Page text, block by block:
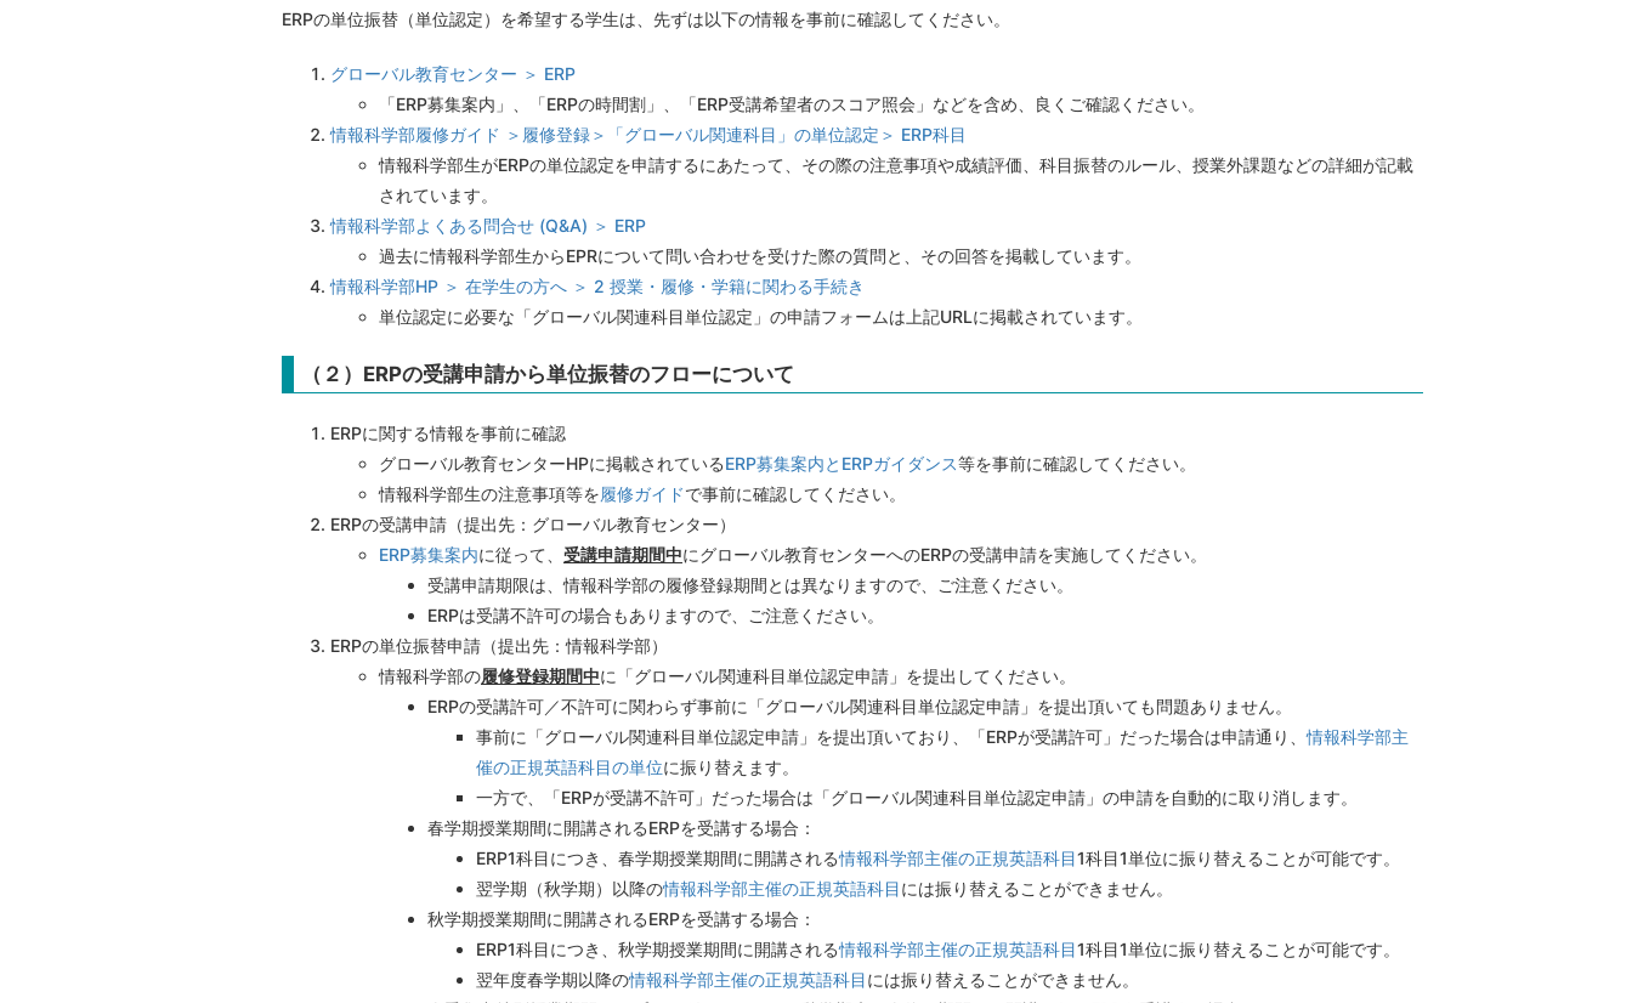
ERPの単位振替（単位認定）を希望する学生は、先ずは以下の情報を事前に確認してください。
グローバル教育センター ＞ ERP
「ERP募集案内」、「ERPの時間割」、「ERP受講希望者のスコア照会」などを含め、良くご確認ください。
情報科学部履修ガイド ＞履修登録＞「グローバル関連科目」の単位認定＞ ERP科目
情報科学部生がERPの単位認定を申請するにあたって、その際の注意事項や成績評価、科目振替のルール、授業外課題などの詳細が記載
されています。
情報科学部よくある問合せ (Q&A) ＞ ERP
過去に情報科学部生からEPRについて問い合わせを受けた際の質問と、その回答を掲載しています。
情報科学部HP ＞ 在学生の方へ ＞ 2 授業・履修・学籍に関わる手続き
単位認定に必要な「グローバル関連科目単位認定」の申請フォームは上記URLに掲載されています。
（２）ERPの受講申請から単位振替のフローについて
ERPに関する情報を事前に確認
グローバル教育センターHPに掲載されているERP募集案内とERPガイダンス等を事前に確認してください。
情報科学部生の注意事項等を履修ガイドで事前に確認してください。
ERPの受講申請（提出先：グローバル教育センター）
ERP募集案内に従って、 受講申請期間中にグローバル教育センターへのERPの受講申請を実施してください。
受講申請期限は、情報科学部の履修登録期間とは異なりますので、ご注意ください。
ERPは受講不許可の場合もありますので、ご注意ください。
ERPの単位振替申請（提出先：情報科学部）
情報科学部の履修登録期間中に「グローバル関連科目単位認定申請」を提出してください。
ERPの受講許可／不許可に関わらず事前に「グローバル関連科目単位認定申請」を提出頂いても問題ありません。
事前に「グローバル関連科目単位認定申請」を提出頂いており、「ERPが受講許可」だった場合は申請通り、情報科学部主
催の正規英語科目の単位に振り替えます。
一方で、「ERPが受講不許可」だった場合は「グローバル関連科目単位認定申請」の申請を自動的に取り消します。
春学期授業期間に開講されるERPを受講する場合：
ERP1科目につき、春学期授業期間に開講される情報科学部主催の正規英語科目1科目1単位に振り替えることが可能です。
翌学期（秋学期）以降の情報科学部主催の正規英語科目には振り替えることができません。
秋学期授業期間に開講されるERPを受講する場合：
ERP1科目につき、秋学期授業期間に開講される情報科学部主催の正規英語科目1科目1単位に振り替えることが可能です。
翌年度春学期以降の情報科学部主催の正規英語科目には振り替えることができません。